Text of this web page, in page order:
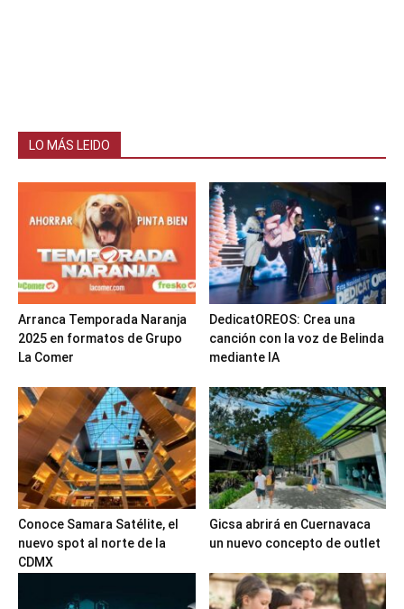
LO MÁS LEIDO
Arranca Temporada Naranja
2025 en formatos de Grupo
La Comer
DedicatOREOS: Crea una
canción con la voz de Belinda
mediante IA
Conoce Samara Satélite, el
nuevo spot al norte de la
CDMX
Gicsa abrirá en Cuernavaca
un nuevo concepto de outlet